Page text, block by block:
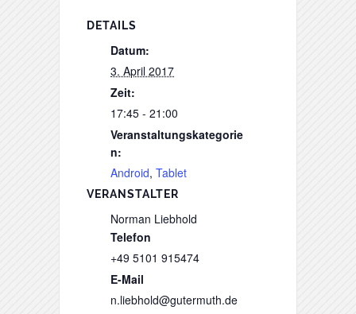
DETAILS
Datum:
3. April 2017
Zeit:
17:45 - 21:00
Veranstaltungskategorie
n:
Android, Tablet
VERANSTALTER
Norman Liebhold
Telefon
+49 5101 915474
E-Mail
n.liebhold@gutermuth.de